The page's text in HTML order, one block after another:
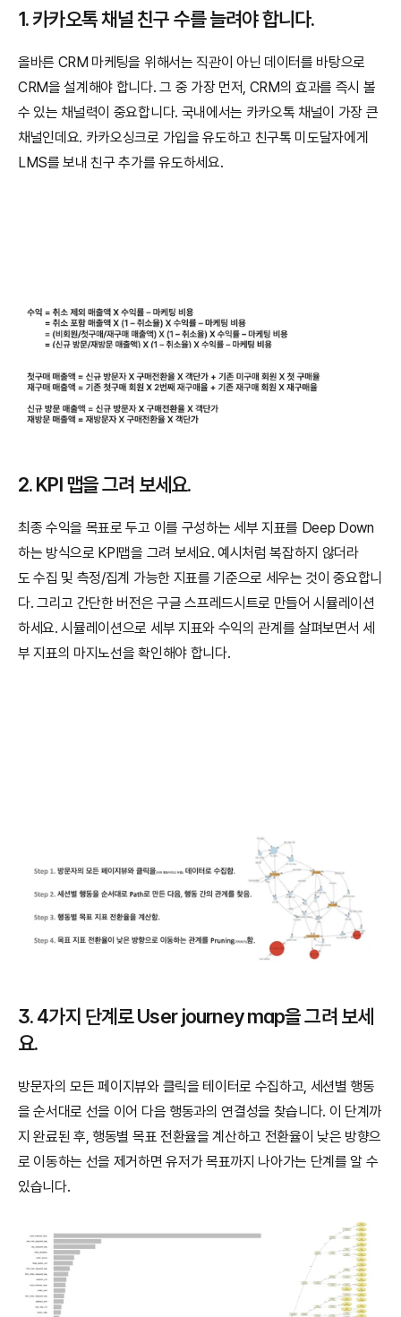
1. 카카오톡 채널 친구 수를 늘려야 합니다.
올바른 CRM 마케팅을 위해서는 직관이 아닌 데이터를 바탕으로
CRM을 설계해야 합니다. 그 중 가장 먼저, CRM의 효과를 즉시 볼
수 있는 채널력이 중요합니다. 국내에서는 카카오톡 채널이 가장 큰
채널인데요. 카카오싱크로 가입을 유도하고 친구톡 미도달자에게
LMS를 보내 친구 추가를 유도하세요.
2. KPI 맵을 그려 보세요.
최종 수익을 목표로 두고 이를 구성하는 세부 지표를 Deep Down
하는 방식으로 KPI맵을 그려 보세요. 예시처럼 복잡하지 않더라
도 수집 및 측정/집계 가능한 지표를 기준으로 세우는 것이 중요합니
다. 그리고 간단한 버전은 구글 스프레드시트로 만들어 시뮬레이션
하세요. 시뮬레이션으로 세부 지표와 수익의 관계를 살펴보면서 세
부 지표의 마지노선을 확인해야 합니다.
3. 4가지 단계로 User journey map을 그려 보세
요.
방문자의 모든 페이지뷰와 클릭을 테이터로 수집하고, 세션별 행동
을 순서대로 선을 이어 다음 행동과의 연결성을 찾습니다. 이 단계까
지 완료된 후, 행동별 목표 전환율을 계산하고 전환율이 낮은 방향으
로 이동하는 선을 제거하면 유저가 목표까지 나아가는 단계를 알 수
있습니다.